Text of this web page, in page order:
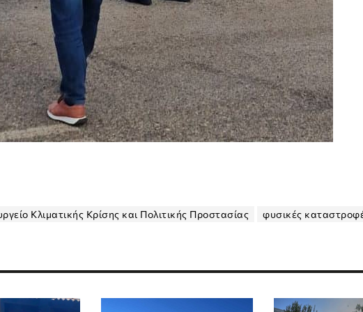
Κλιματικής Κρίσης και Πολιτικής Προστασίας φυσικές